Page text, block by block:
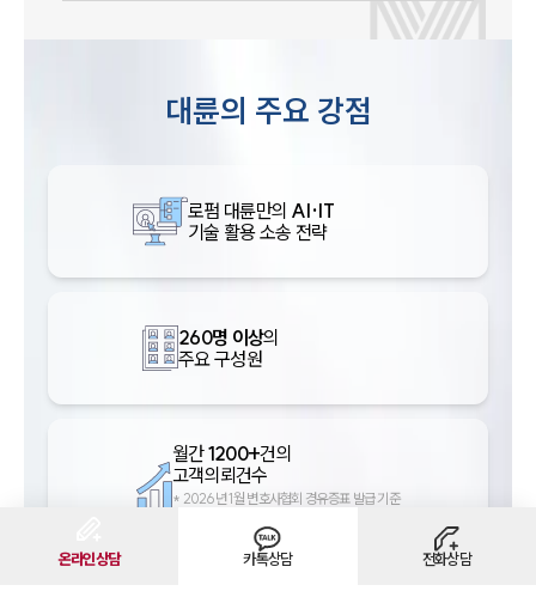
온라인상담 카톡상담 전화상담
대륜의 주요 강점
로펌 대륜만의 AI·IT
기술 활용 소송 전략
260명 이상의
주요 구성원
월간1200+건의
고객의뢰건수
* 2026년 1월 변호사협회 경유증표 발급 기준
*대한변협 광고 규정 제4조 제1호 준수